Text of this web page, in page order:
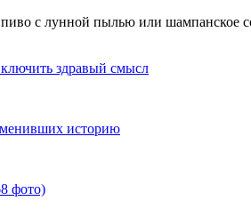
с лунной пылью или шампанское
здравый смысл
историю
фото)